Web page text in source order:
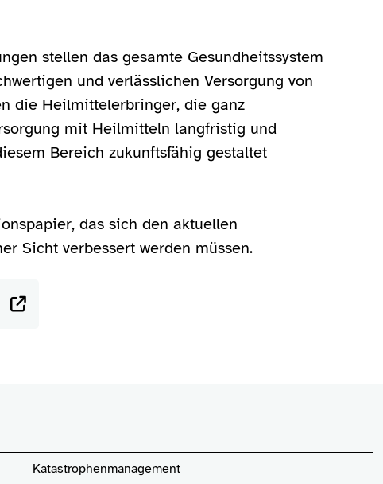
stellen das gesamte Gesundheitssystem
und verlässlichen Versorgung von
die Heilmittelerbringer, die ganz
mit Heilmitteln langfristig und
Bereich zukunftsfähig gestaltet
das sich den aktuellen
Sicht verbessert werden müssen.
Katastrophenmanagement